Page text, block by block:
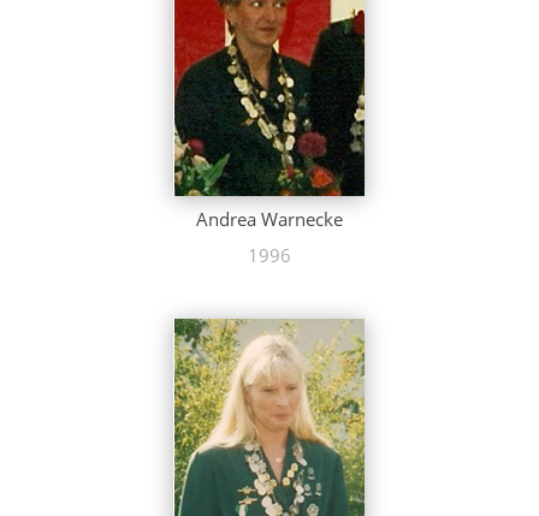
Andrea Warnecke
1996